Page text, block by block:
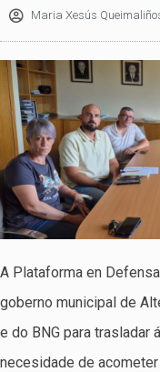
Maria Xesús
A Plataforma en
goberno municipal de
e do BNG para trasladar
necesidade de